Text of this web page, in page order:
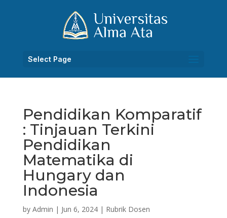
Select Page
Pendidikan Komparatif
: Tinjauan Terkini
Pendidikan
Matematika di
Hungary dan
Indonesia
by Admin | Jun 6, 2024| Rubrik Dosen